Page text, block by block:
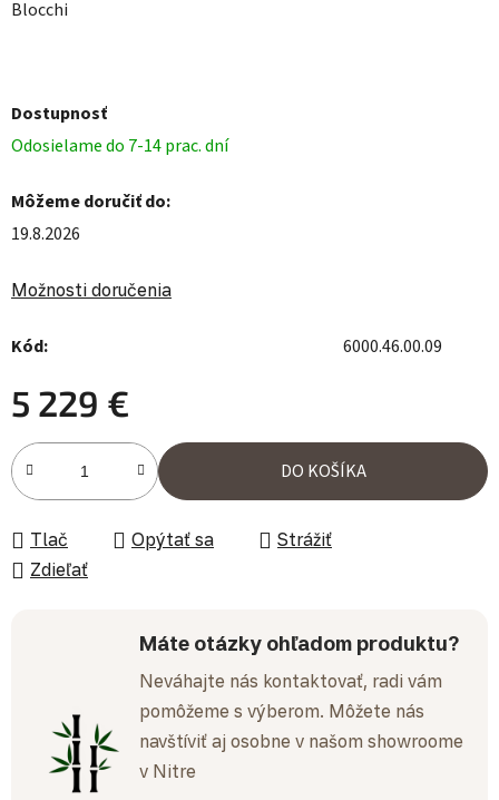
Blocchi
Dostupnosť
Odosielame do 7-14 prac. dní
Môžeme doručiť do:
19.8.2026
Možnosti doručenia
Kód: 6000.46.00.09
5 229 €
Jednotková cena:
DO KOŠÍKA
Tlač Opýtať sa
Strážiť
Zdieľať
Máte otázky ohľadom produktu?
Neváhajte nás kontaktovať, radi vám
pomôžeme s výberom. Môžete nás
navštíviť aj osobne v našom showroome
v Nitre